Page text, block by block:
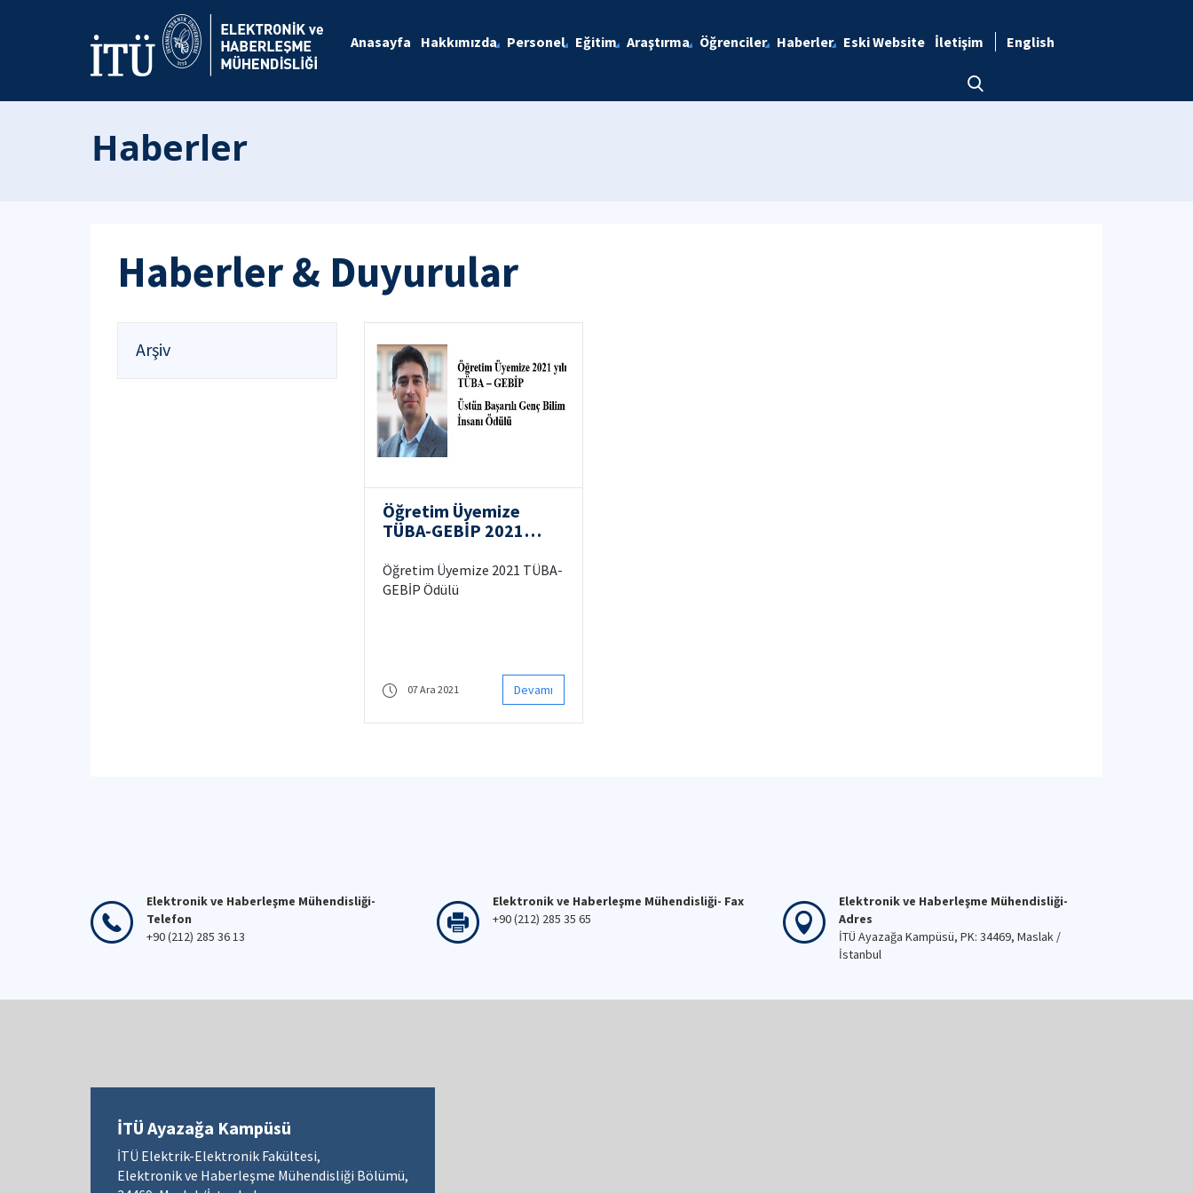
Anasayfa Hakkımızda Personel Eğitim Araştırma Öğrenciler Haberler Eski Website İletişim English
Haberler
Haberler & Duyurular
Arşiv
Öğretim Üyemize
TÜBA-GEBİP 2021
Öğretim Üyemize 2021 TÜBA-
GEBİP Ödülü
07 Ara 2021 Devamı
Elektronik ve Haberleşme Mühendisliği-
Telefon
+90 (212) 285 36 13
Elektronik ve Haberleşme Mühendisliği- Fax
+90 (212) 285 35 65
Elektronik ve Haberleşme Mühendisliği-
Adres
İTÜ Ayazağa Kampüsü, PK: 34469, Maslak /
İstanbul
İTÜ Ayazağa Kampüsü
İTÜ Elektrik-Elektronik Fakültesi,
Elektronik ve Haberleşme Mühendisliği Bölümü,